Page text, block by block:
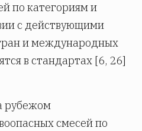
по категориям и
с действующими
и международных
в стандартах [6, 26]
рубежом
смесей по